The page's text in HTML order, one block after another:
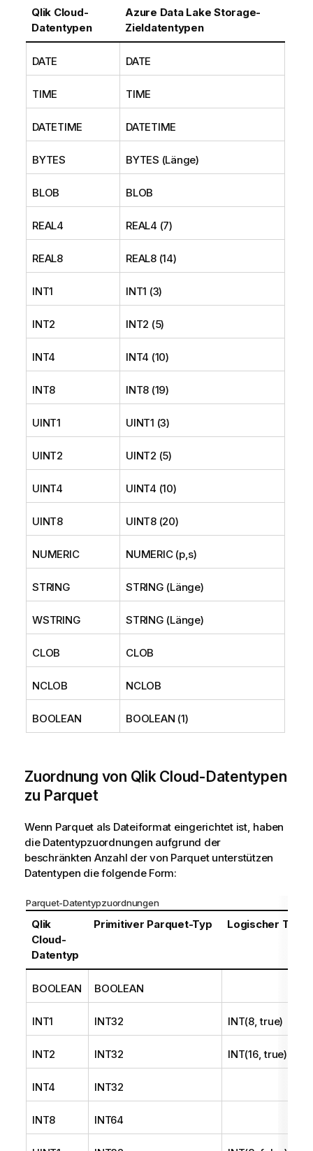
h
i
n
Qlik Cloud-
Datentypen
Azure Data Lake Storage-
Zieldatentypen
DATE DATE
TIME TIME
DATETIME DATETIME
BYTES BYTES (Länge)
BLOB BLOB
REAL4 REAL4 (7)
REAL8 REAL8 (14)
INT1 INT1 (3)
INT2 INT2 (5)
INT4 INT4 (10)
INT8 INT8 (19)
UINT1 UINT1 (3)
UINT2 UINT2 (5)
UINT4 UINT4 (10)
UINT8 UINT8 (20)
NUMERIC NUMERIC (p,s)
STRING STRING (Länge)
WSTRING STRING (Länge)
CLOB CLOB
NCLOB NCLOB
BOOLEAN BOOLEAN (1)
Zuordnung von Qlik Cloud-Datentypen
zu Parquet
Wenn Parquet als Dateiformat eingerichtet ist, haben
die Datentypzuordnungen aufgrund der
beschränkten Anzahl der von Parquet unterstützen
Datentypen die folgende Form:
Parquet-Datentypzuordnungen
Qlik
Cloud-
Datentyp
Primitiver Parquet-Typ Logischer Typ
BOOLEAN BOOLEAN
INT1 INT32 INT(8, true)
INT2 INT32 INT(16, true)
INT4 INT32
INT8 INT64